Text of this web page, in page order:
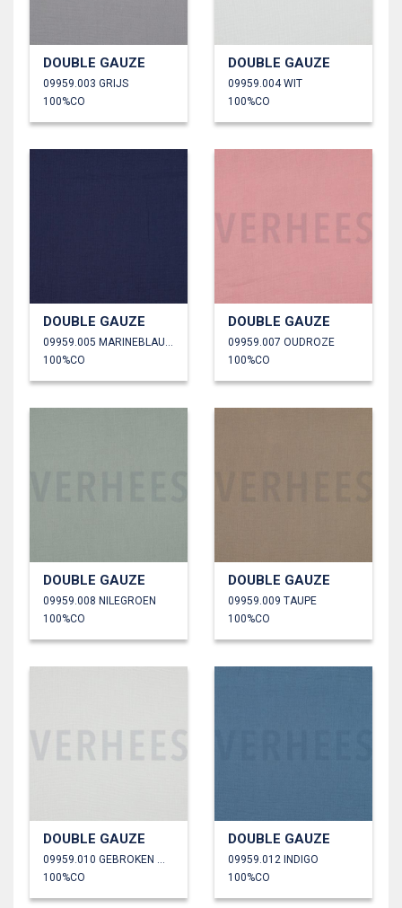
DOUBLE GAUZE
09959.003 GRIJS
100%CO
DOUBLE GAUZE
09959.004 WIT
100%CO
DOUBLE GAUZE
09959.005 MARINEBLAUW
100%CO
DOUBLE GAUZE
09959.007 OUDROZE
100%CO
DOUBLE GAUZE
09959.008 NILEGROEN
100%CO
DOUBLE GAUZE
09959.009 TAUPE
100%CO
DOUBLE GAUZE
09959.010 GEBROKEN WIT
100%CO
DOUBLE GAUZE
09959.012 INDIGO
100%CO